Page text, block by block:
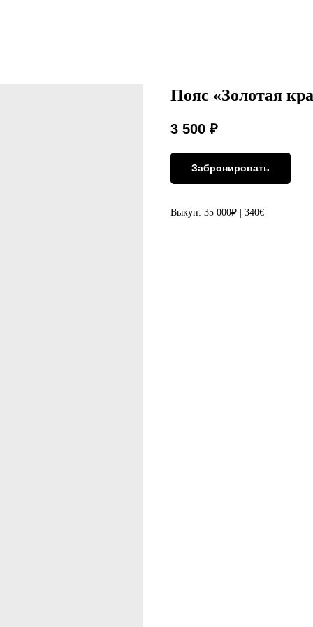
Пояс «Золотая
3 500 ₽
Забронировать
Выкуп: 35 000₽ | 340€